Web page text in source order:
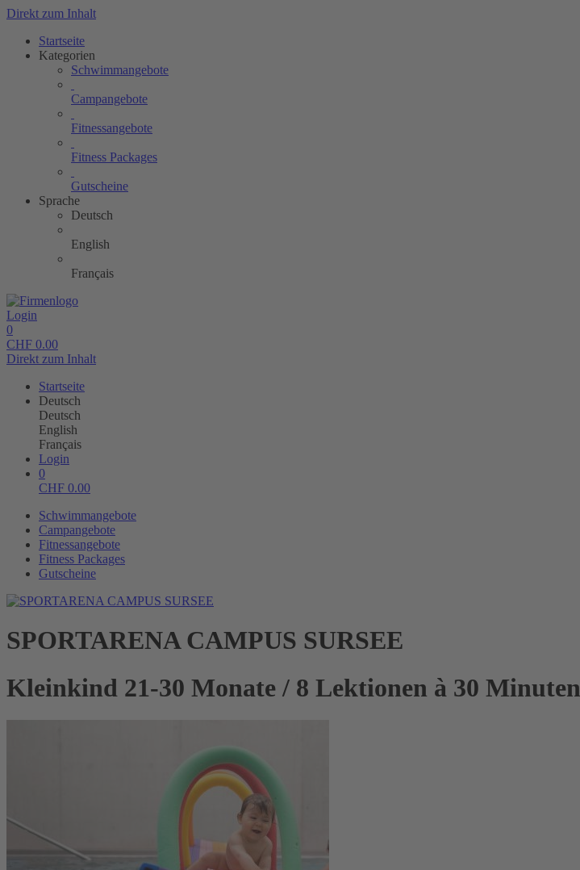
Direkt zum Inhalt
Startseite
Kategorien
Schwimmangebote
Campangebote
Fitnessangebote
Fitness Packages
Gutscheine
Sprache
Deutsch
English
Français
Login
0
CHF 0.00
Direkt zum Inhalt
Startseite
Deutsch
Deutsch
English
Français
Login
0
CHF 0.00
Schwimmangebote
Campangebote
Fitnessangebote
Fitness Packages
Gutscheine
SPORTARENA CAMPUS SURSEE
Kleinkind 21-30 Monate / 8 Lektionen à 30 Minuten